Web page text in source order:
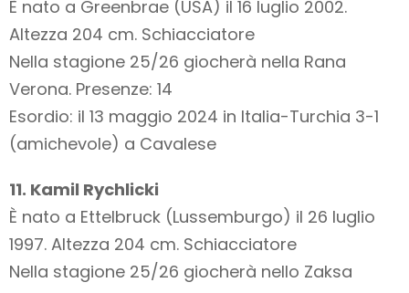
È nato a Greenbrae (USA) il 16 luglio 2002.
Altezza 204 cm. Schiacciatore
Nella stagione 25/26 giocherà nella Rana
Verona. Presenze: 14
Esordio: il 13 maggio 2024 in Italia-Turchia 3-1
(amichevole) a Cavalese
11. Kamil Rychlicki
È nato a Ettelbruck (Lussemburgo) il 26 luglio
1997. Altezza 204 cm. Schiacciatore
Nella stagione 25/26 giocherà nello Zaksa